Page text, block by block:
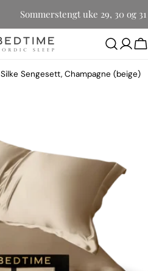
Sommerstengt uke 29, 30
Silke Sengesett, Champagne (beige)